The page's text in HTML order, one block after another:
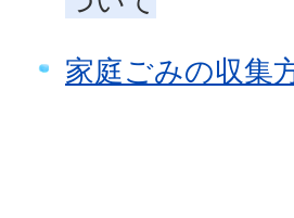
家庭ごみの収集